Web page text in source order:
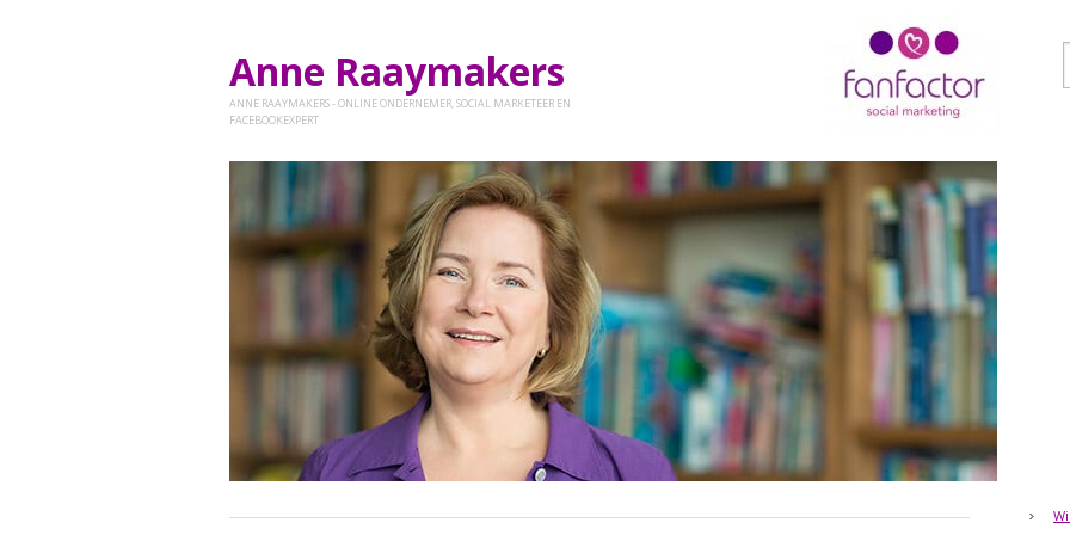
Anne Raaymakers
ANNE RAAYMAKERS - ONLINE ONDERNEMER, SOCIAL MARKETEER EN
FACEBOOKEXPERT